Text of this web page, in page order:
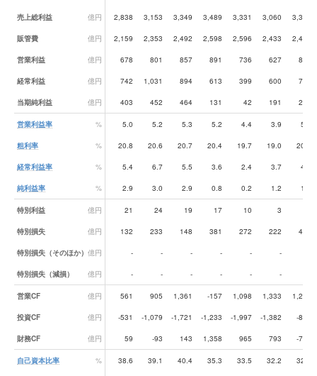
売上総利益 億円 2,838 3,153 3,349 3,489 3,331 3,060 3,372
販管費 億円 2,159 2,353 2,492 2,598 2,596 2,433 2,495
営業利益 億円 678 801 857 891 736 627 877
経常利益 億円 742 1,031 894 613 399 600 790
当期純利益 億円 403 452 464 131 42 191 273
営業利益率 % 5.0 5.2 5.3 5.2 4.4 3.9 5.2
粗利率 % 20.8 20.6 20.7 20.4 19.7 19.0 20.0
経常利益率 % 5.4 6.7 5.5 3.6 2.4 3.7 4.7
純利益率 % 2.9 3.0 2.9 0.8 0.2 1.2 1.6
特別利益 億円 21 24 19 17 10 3
特別損失 億円 132 233 148 381 272 222 419
特別損失（そのほか） 億円 - - - - - -
特別損失（減損） 億円 - - - - - -
営業CF 億円 561 905 1,361 -157 1,098 1,333 1,280
投資CF 億円 -531 -1,079 -1,721 -1,233 -1,997 -1,382 -836
財務CF 億円 59 -93 143 1,358 965 793 -778
自己資本比率 % 38.6 39.1 40.4 35.3 33.5 32.2 32.8